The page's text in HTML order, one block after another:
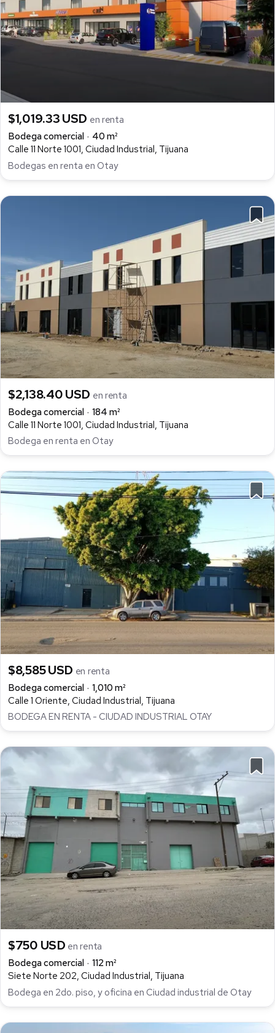
$1,019.33 USD en renta
Bodega comercial
40 m²
Calle 11 Norte 1001, Ciudad Industrial, Tijuana
Bodegas en renta en Otay
$2,138.40 USD en renta
Bodega comercial
184 m²
Calle 11 Norte 1001, Ciudad Industrial, Tijuana
Bodega en renta en Otay
$8,585 USD en renta
Bodega comercial
1,010 m²
Calle 1 Oriente, Ciudad Industrial, Tijuana
BODEGA EN RENTA - CIUDAD INDUSTRIAL OTAY
$750 USD en renta
Bodega comercial
112 m²
Siete Norte 202, Ciudad Industrial, Tijuana
Bodega en 2do. piso, y oficina en Ciudad industrial de Otay